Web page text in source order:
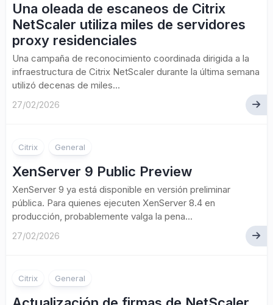
Una oleada de escaneos de Citrix
NetScaler utiliza miles de servidores
proxy residenciales
Una campaña de reconocimiento coordinada dirigida a la
infraestructura de Citrix NetScaler durante la última semana
utilizó decenas de miles...
27/02/2026
Citrix General
XenServer 9 Public Preview
XenServer 9 ya está disponible en versión preliminar
pública. Para quienes ejecuten XenServer 8.4 en
producción, probablemente valga la pena...
27/02/2026
Citrix General